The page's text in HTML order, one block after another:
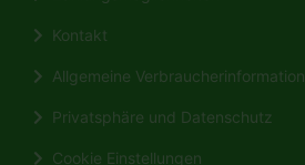
Kontakt
Allgemeine Verbraucherinformation
Privatsphäre und Datenschutz
Cookie Einstellungen